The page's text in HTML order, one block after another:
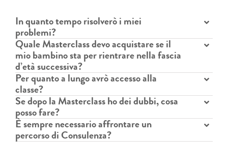
In quanto tempo risolverò i miei
problemi?
Quale Masterclass devo acquistare se il
mio bambino sta per rientrare nella fascia
d’età successiva?
Per quanto a lungo avrò accesso alla
classe?
Se dopo la Masterclass ho dei dubbi, cosa
posso fare?
È sempre necessario affrontare un
percorso di Consulenza?